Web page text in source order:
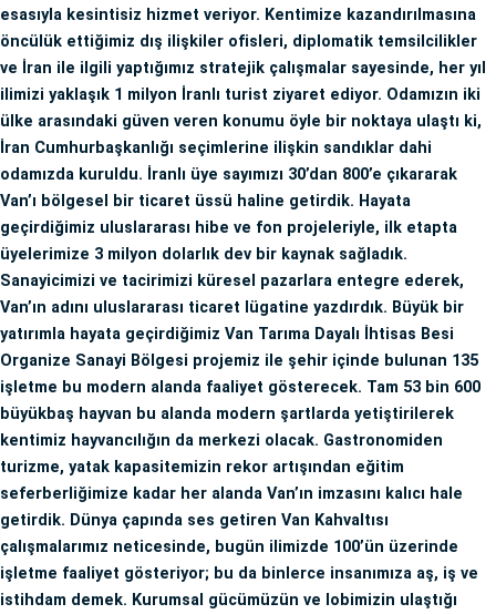
esasıyla kesintisiz hizmet veriyor. Kentimize kazandırılmasına
öncülük ettiğimiz dış ilişkiler ofisleri, diplomatik temsilcilikler
ve İran ile ilgili yaptığımız stratejik çalışmalar sayesinde, her yıl
ilimizi yaklaşık 1 milyon İranlı turist ziyaret ediyor. Odamızın iki
ülke arasındaki güven veren konumu öyle bir noktaya ulaştı ki,
İran Cumhurbaşkanlığı seçimlerine ilişkin sandıklar dahi
odamızda kuruldu. İranlı üye sayımızı 30’dan 800’e çıkararak
Van’ı bölgesel bir ticaret üssü haline getirdik. Hayata
geçirdiğimiz uluslararası hibe ve fon projeleriyle, ilk etapta
üyelerimize 3 milyon dolarlık dev bir kaynak sağladık.
Sanayicimizi ve tacirimizi küresel pazarlara entegre ederek,
Van’ın adını uluslararası ticaret lügatine yazdırdık. Büyük bir
yatırımla hayata geçirdiğimiz Van Tarıma Dayalı İhtisas Besi
Organize Sanayi Bölgesi projemiz ile şehir içinde bulunan 135
işletme bu modern alanda faaliyet gösterecek. Tam 53 bin 600
büyükbaş hayvan bu alanda modern şartlarda yetiştirilerek
kentimiz hayvancılığın da merkezi olacak. Gastronomiden
turizme, yatak kapasitemizin rekor artışından eğitim
seferberliğimize kadar her alanda Van’ın imzasını kalıcı hale
getirdik. Dünya çapında ses getiren Van Kahvaltısı
çalışmalarımız neticesinde, bugün ilimizde 100’ün üzerinde
işletme faaliyet gösteriyor; bu da binlerce insanımıza aş, iş ve
istihdam demek. Kurumsal gücümüzün ve lobimizin ulaştığı